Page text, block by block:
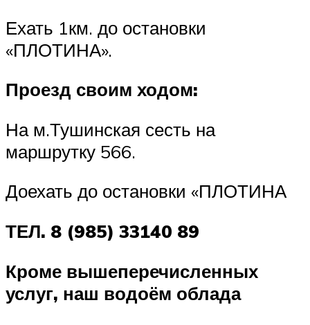
Ехать 1км. до остановки
«ПЛОТИНА».
Проезд своим ходом:
На м.Тушинская сесть на
маршрутку 566.
Доехать до остановки «ПЛОТИНА
ТЕЛ. 8 (985) 33140 89
Кроме вышеперечисленных
услуг, наш водоём облада